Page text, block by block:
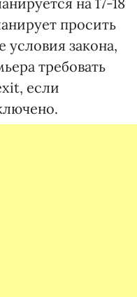
просить
условия закона,
требовать
если